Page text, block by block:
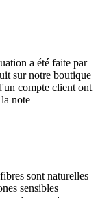
a été faite par
sur notre boutique
compte client ont
note
sont naturelles
sensibles